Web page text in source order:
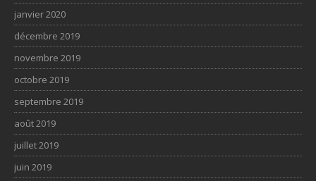
janvier 2020
décembre 2019
novembre 2019
octobre 2019
septembre 2019
août 2019
juillet 2019
juin 2019